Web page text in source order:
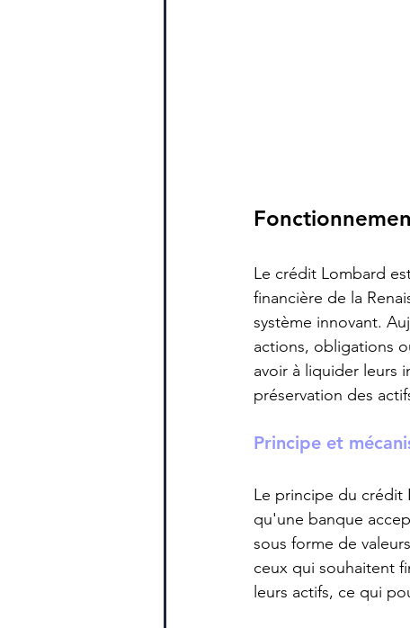
Le crédit Lombard
financière de la
système innovant.
actions, obligations
avoir à liquider leurs
préservation des
Principe et
Le principe du crédit
qu'une banque
sous forme de
ceux qui souhaitent
leurs actifs, ce qui